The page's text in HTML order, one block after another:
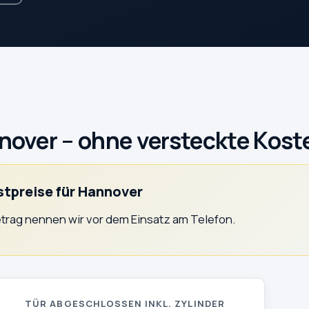
– ohne versteckte
für Hannover
nennen wir vor dem Einsatz am Telefon.
TÜR ABGESCHLOSSEN INKL. ZYLINDER